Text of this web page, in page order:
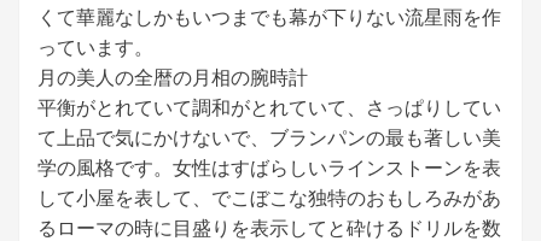
くて華麗なしかもいつまでも幕が下りない流星雨を作
っています。
月の美人の全暦の月相の腕時計
平衡がとれていて調和がとれていて、さっぱりしてい
て上品で気にかけないで、ブランパンの最も著しい美
学の風格です。女性はすばらしいラインストーンを表
して小屋を表して、でこぼこな独特のおもしろみがあ
るローマの時に目盛りを表示してと砕けるドリルを数